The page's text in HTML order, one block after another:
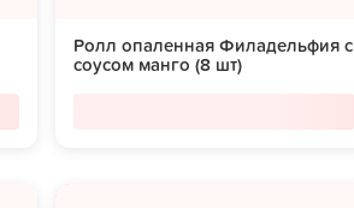
Ролл опаленная Филадельфия с
соусом манго (8 шт)